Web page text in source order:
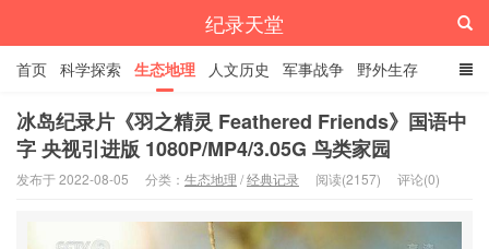
纪录天堂
首页 科学探索 生态地理 人文历史 军事战争 野外生存
经典纪录 4K纪录片 精品资源
冰岛纪录片《羽之精灵 Feathered Friends》国语中
字 央视引进版 1080P/MP4/3.05G 鸟类家园
发布于 2022-08-05 分类： 生态地理 /经典记录 阅读(2157) 评论(0)